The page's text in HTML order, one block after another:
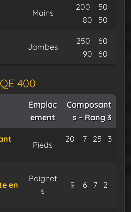
Mains
200 Tissemer
50
80
Fil de
50
Jambes
250 Tissemer
60
90
Fil de
60
400
Emplac
ement
Composant
s – Rang 3
Pieds
20 Tissemer doré
7 Satin des
25 Fil de
3
en
Poignet
s
9 Tissemer doré
6 Satin des
7 Fil de
2